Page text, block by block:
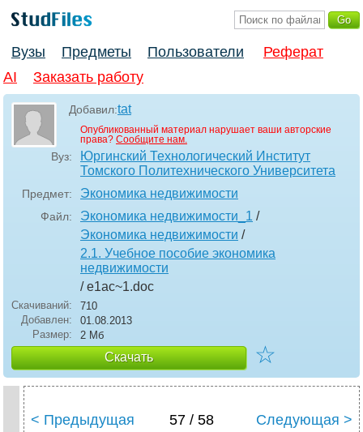
Вузы Предметы Пользователи
Реферат
AI
Заказать работу
Добавил:tat
Опубликованный материал нарушает ваши авторские
права? Сообщите нам.
Вуз:
Юргинский Технологический Институт
Томского Политехнического Университета
Предмет: Экономика недвижимости
Файл: Экономика недвижимости_1 /
Экономика недвижимости /
2.1. Учебное пособие экономика
недвижимости
/ e1ac~1.doc
Скачиваний:
710
Добавлен:
01.08.2013
Размер:
2 Мб
Скачать ☆
< Предыдущая 57 / 58 Следующая >